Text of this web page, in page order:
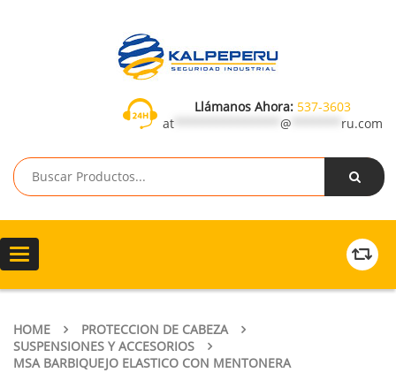
Llámanos Ahora: 537-3603
at
@ ru.com
Toggle
navigation
HOME
PROTECCION DE CABEZA
SUSPENSIONES Y ACCESORIOS
MSA BARBIQUEJO ELASTICO CON MENTONERA